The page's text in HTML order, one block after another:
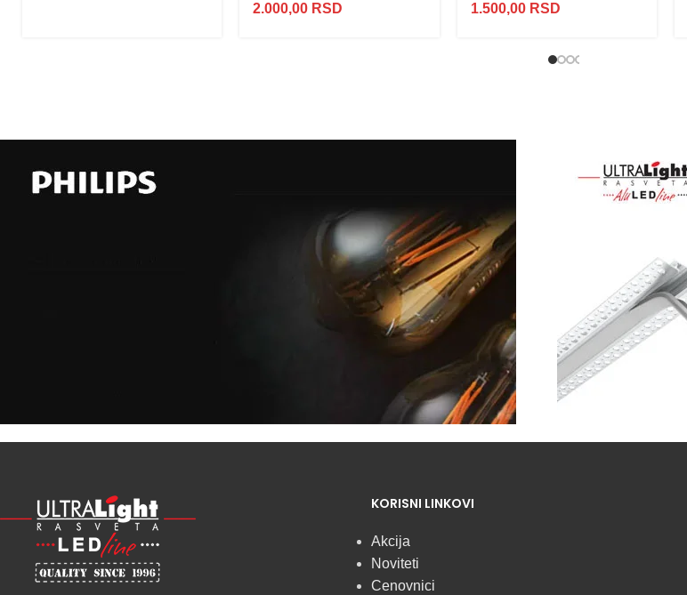
2.000,00 RSD 1.500,00 RSD
LED
SIJALICA
u regionu
KORISNI LINKOVI
Akcija
Noviteti
Cenovnici